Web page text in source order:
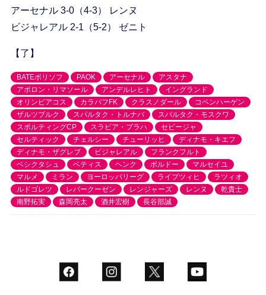
アーセナル 3-0（4-3） レンヌ
ビジャレアル 2-1（5-2） ゼニト
【了】
BATEボリソフ PAOK アーセナル
アスタナ
アポロン・リマソール
アンデルレヒト
イングランド
オリンピアコス
カラバフFK クラスノダール
コペンハーゲン
ザルツブルク
スパルタク・トルナバ
スパルタク・モスクワ
スポルティングCP
スラビア・プラハ
セビージャ
セルティック
チェルシー チューリッヒ
ディナモ・キエフ
ディナモ・ザグレブ
ビジャレアル
フランクフルト
ベシクタシュ
ベティス ヘンク ボルドー
マルセイユ
マルメ
ミラン ヨーロッパリーグ ライプツィヒ
ラツィオ
ルドゴレツ
レバークーゼン レンジャーズ レンヌ
乾貴士
南野拓実
森岡亮太 酒井宏樹 長谷部誠